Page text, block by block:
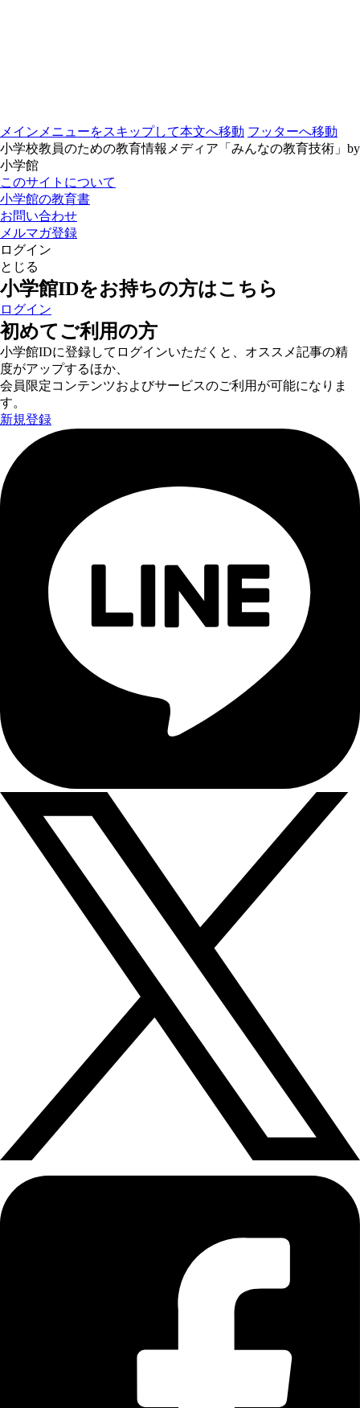
メインメニューをスキップして本文へ移動 フッターへ移動
小学校教員のための教育情報メディア「みんなの教育技術」by
小学館
このサイトについて
小学館の教育書
お問い合わせ
メルマガ登録
ログイン
とじる
小学館IDをお持ちの方はこちら
ログイン
初めてご利用の方
小学館IDに登録してログインいただくと、オススメ記事の精
度がアップするほか、
会員限定コンテンツおよびサービスのご利用が可能になりま
す。
新規登録